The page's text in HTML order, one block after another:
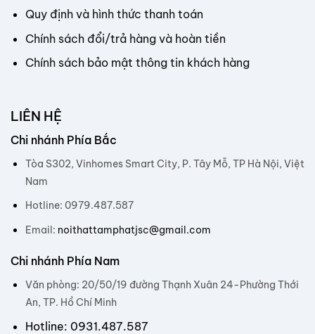
Quy định và hình thức thanh toán
Chính sách đổi/trả hàng và hoàn tiền
Chính sách bảo mật thông tin khách hàng
LIÊN HỆ
Chi nhánh Phía Bắc
Tòa S302, Vinhomes Smart City, P. Tây Mỗ, TP Hà Nội, Việt
Nam
Hotline: 0979.487.587
Email: noithattamphatjsc@gmail.com
Chi nhánh Phía Nam
Văn phòng: 20/50/19 đường Thạnh Xuân 24-Phường Thới
An, TP. Hồ Chí Minh
Hotline: 0931.487.587